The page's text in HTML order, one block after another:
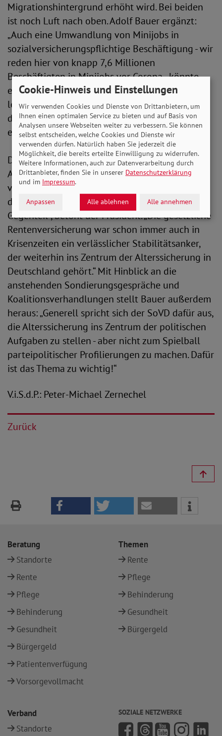
Migrationshintergrund erhöht wird. Bei beiden
ist noch Luft nach oben. Adolf Bauer ergänzt:
„Auch eine Umwandlung von Minijobs in
sozialversicherungspflichtige Beschäftigung - wir
reden hier von knapp 7,6 Millionen
Beschäftigten in Minijobs vor Corona - könnte
einen wichtigen Beitrag auf der Einnahmenseite
leisten und damit der drohenden Schieflage in
der gesetzlichen Rentenversicherung
entgegenwirken.“
Der Ausbau der kapitalgedeckten
Altersversorgung ist aus SoVD-Sicht nach wie
vor nicht die richtige Antwort auf die
demografische Herausforderung. „Ganz im
Gegenteil“, betont der Präsident. „Die gesetzliche
Rentenversicherung war schon immer auch in
Krisenzeiten ein verlässlicher Stabilitätsanker,
der weiterhin ins Zentrum der Alterssicherung in
Deutschland gehört.“ Mit Hinblick an die
anstehenden Sondierungsgespräche und
Koalitionsverhandlungen stellt Bauer außerdem
heraus: „Generell spricht sich der SoVD dafür aus,
die Alterssicherung ins Zentrum der politischen
Aufgaben zu stellen - aber nicht zum Spielball
parteipolitischer Profilierungen zu machen. Dafür
ist das Thema zu wichtig!“
V.i.S.d.P.: Peter-Michael Zernechel
Zurück
Beratung
Standorte
Rente
Pflege
Behinderung
Gesundheit
Bürgergeld
Patientenverfügung
Vorsorgevollmacht
Themen
Rente
Pflege
Behinderung
Gesundheit
Bürgergeld
Verband
Standorte
SOZIALE NETZWERKE
Cookie-Hinweis und Einstellungen
Wir verwenden Cookies und Dienste von Drittanbietern, um
Ihnen einen optimalen Service zu bieten und auf Basis von
Analysen unsere Webseiten weiter zu verbessern. Sie können
selbst entscheiden, welche Cookies und Dienste wir
verwenden dürfen. Natürlich haben Sie jederzeit die
Möglichkeit, die bereits erteilte Einwilligung zu widerrufen.
Weitere Informationen, auch zur Datenverarbeitung durch
Drittanbieter, finden Sie in unserer Datenschutzerklärung
und im Impressum.
Anpassen Alle ablehnen Alle annehmen